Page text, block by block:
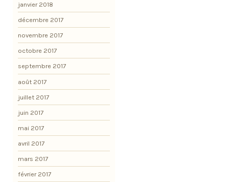
janvier 2018
décembre 2017
novembre 2017
octobre 2017
septembre 2017
août 2017
juillet 2017
juin 2017
mai 2017
avril 2017
mars 2017
février 2017